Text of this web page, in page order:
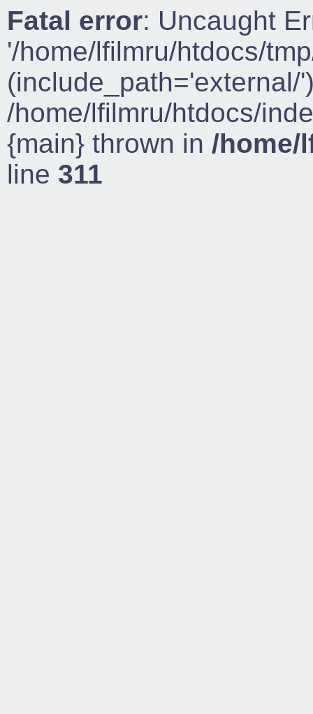
Fatal error: Uncaught
'/home/lfilmru/htdocs/
(include_path='external/
/home/lfilmru/htdocs/
{main} thrown in /home/
line 311